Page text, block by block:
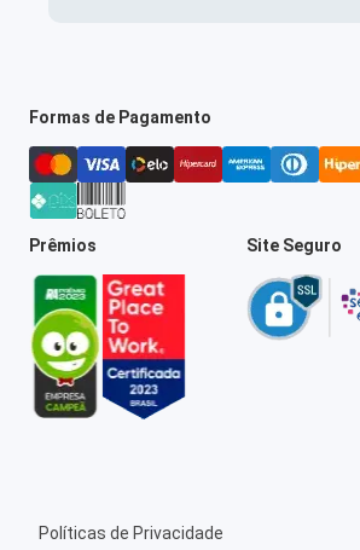
Formas de Pagamento
Prêmios Site Seguro
Políticas de Privacidade